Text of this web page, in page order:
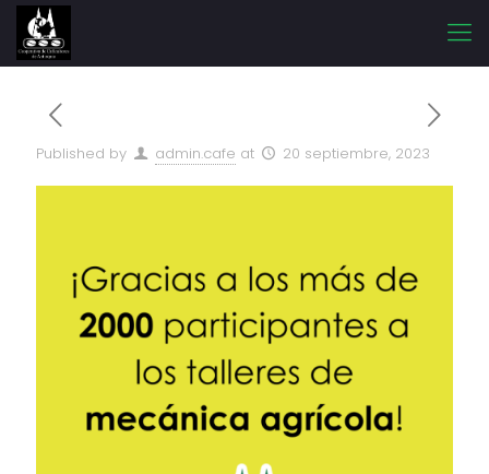
Published by admin.cafe at 20 septiembre, 2023